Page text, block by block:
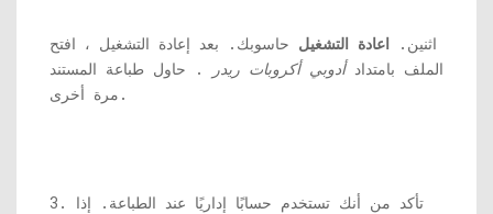
اثنين. اعادة التشغيل حاسوبك. بعد إعادة التشغيل ، افتح
الملف بامتدادأدوبي أكروبات ريدر
. حاول طباعة المستند
مرة أخرى.
3. تأكد من أنك تستخدم حسابًا إداريًا عند الطباعة. إذا